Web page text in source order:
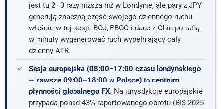
jest tu 2–3 razy niższa niż w Londynie, ale pary z JPY
generują znaczną część swojego dziennego ruchu
właśnie w tej sesji. BOJ, PBOC i dane z Chin potrafią
w minuty wygenerować ruch wypełniający cały
dzienny ATR.
Sesja europejska (08:00–17:00 czasu londyńskiego
— zawsze 09:00–18:00 w Polsce) to centrum
płynności globalnego FX.Na jurysdykcje europejskie
przypada ponad 43% raportowanego obrotu (BIS 2025